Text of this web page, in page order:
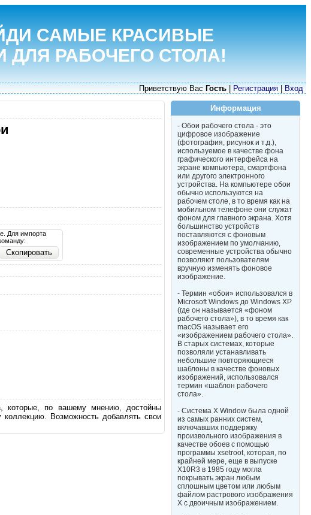
САМЫЕ КРАСИВЫЕ
ДЛЯ РАБОЧЕГО СТОЛА!
Приветствую Вас Гость Регистрация Вход
Для импорта
которые, по вашему мнению, достойны
Возможность добавлять свои
Информация
- Обои рабочего стола - это
цифровое изображение
(фотография, рисунок и т.д.),
используемое в качестве фона
графического интерфейса на
экране компьютера, смартфона
или другого электронного
устройства. На компьютере обои
обычно используются на
рабочем столе, в то время как на
мобильном телефоне они служат
фоном для главного экрана. Хотя
большинство устройств
поставляются с фоновым
изображением по умолчанию,
современные устройства обычно
позволяют пользователям
вручную изменять фоновое
изображение.
- Термин «обои» использовался в
Microsoft Windows до Windows XP
(где он называется «фоном
рабочего стола»), в то время как
macOS называет его
«изображением рабочего стола».
В старых системах, которые
позволяли устанавливать
небольшие повторяющиеся
шаблоны в качестве фоновых
изображений, использовался
термин «шаблон рабочего
стола».
- Система X Window была одной
из самых ранних систем,
включавших поддержку
произвольного изображения в
качестве обоев с помощью
программы xsetroot, которая, по
крайней мере, еще в выпуске
X10R3 в 1985 году могла
покрывать экран любым
сплошным цветом или любым
файлом растрового изображения
X с двоичным изображением.